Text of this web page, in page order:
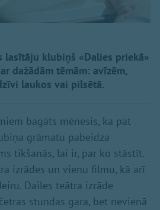
lasītāju klubiņš «Dalies priekā»
dažādām tēmām: avīzēm,
laukos vai pilsētā.
bagāts mēnesis, ka pat
grāmatu pabeidza
tikšanās, lai ir, par ko stāstīt.
izrādes un vienu filmu, kā arī
Dailes teātra izrāde
stundas gara, bet nevienā